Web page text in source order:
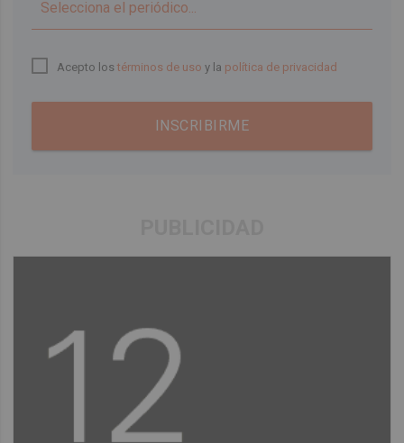
Acepto lostérminos de uso y la política de privacidad
INSCRIBIRME